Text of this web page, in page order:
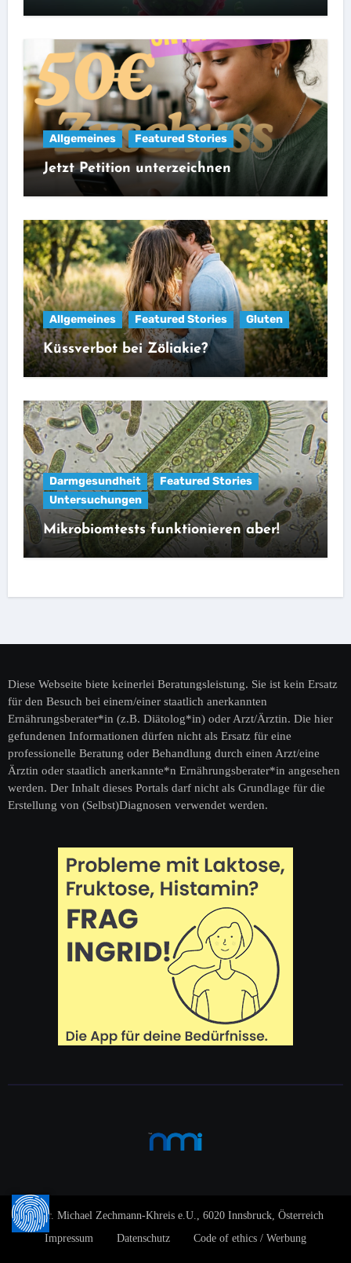
Allgemeines Featured Stories
Jetzt Petition unterzeichnen
Allgemeines Featured Stories Gluten
Küssverbot bei Zöliakie?
Darmgesundheit
Featured Stories
Untersuchungen
Mikrobiomtests funktionieren aber!
Diese Webseite biete keinerlei Beratungsleistung. Sie ist kein Ersatz
für den Besuch bei einem/einer staatlich anerkannten
Ernährungsberater*in (z.B. Diätolog*in) oder Arzt/Ärztin. Die hier
gefundenen Informationen dürfen nicht als Ersatz für eine
professionelle Beratung oder Behandlung durch einen Arzt/eine
Ärztin oder staatlich anerkannte*n Ernährungsberater*in angesehen
werden. Der Inhalt dieses Portals darf nicht als Grundlage für die
Erstellung von (Selbst)Diagnosen verwendet werden.
© Dr. Michael Zechmann-Khreis e.U., 6020 Innsbruck, Österreich
Impressum
Datenschutz Code of ethics / Werbung